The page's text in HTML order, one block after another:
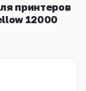
принтеров
12000